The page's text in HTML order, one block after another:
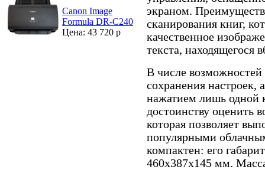
Canon Image
Formula DR-C240
Цена: 43 720 р
экраном.
сканирования книг,
качественное
текста, находящегося
В числе возможностей
сохранения настроек,
нажатием лишь одной
достоинству оценить
которая позволяет
популярными
компактен: его
460x387x145 мм.